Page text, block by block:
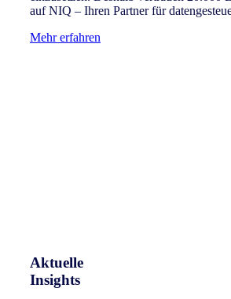
auf NIQ – Ihren Partner für
Mehr erfahren
Aktuelle
Insights​